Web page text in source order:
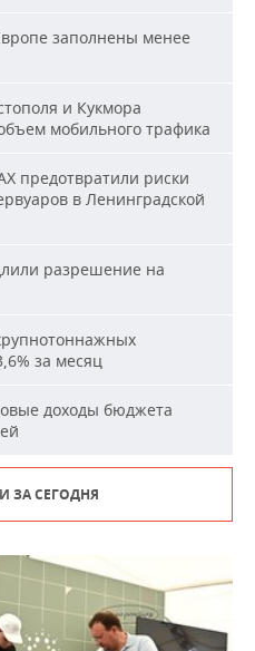
заполнены менее
и Кукмора
мобильного трафика
предотвратили риски
в Ленинградской
разрешение на
за месяц
доходы бюджета
ЗА СЕГОДНЯ